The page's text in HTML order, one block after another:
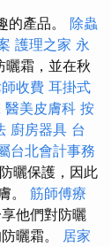
的產品。 除蟲
護理之家 永
曬霜，並在秋
收費 耳掛式
醫美皮膚科 按
廚房器具 台
台北會計事務
曬保護，因此
。 筋師傅療
他們對防曬
曬霜。 居家